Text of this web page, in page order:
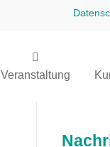
Veranstaltung